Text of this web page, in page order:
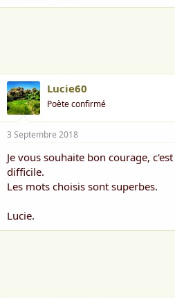
Lucie60
Poète confirmé
3 Septembre 2018
Je vous souhaite bon courage,
difficile.
Les mots choisis sont superbes.
Lucie.